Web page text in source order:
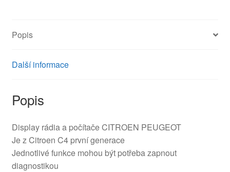
Popis
Další informace
Popis
Display rádia a počítače CITROEN PEUGEOT
Je z Citroen C4 první generace
Jednotlivé funkce mohou být potřeba zapnout
diagnostikou